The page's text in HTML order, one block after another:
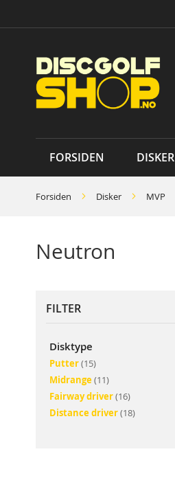
to
FORSIDEN DISKER
Forsiden Disker MVP
Neutron
FILTER
Disktype
Putter 15elementer
Midrange 11elementer
Fairway driver 16elementer
Distance driver 18elementer